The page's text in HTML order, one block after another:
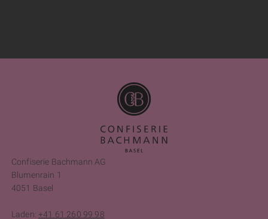
Confiserie Bachmann AG
Blumenrain 1
4051 Basel
Laden:+41 61 260 99 98